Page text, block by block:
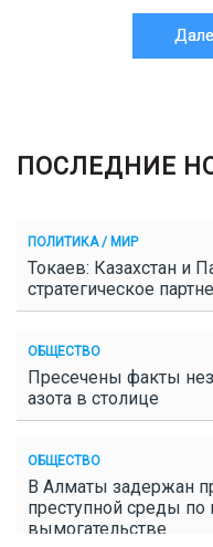
ПОСЛЕДНИЕ
ПОЛИТИКА / МИР
Токаев: Казахстан и
стратегическое
ОБЩЕСТВО
Пресечены факты
азота в столице
ОБЩЕСТВО
В Алматы задержан
преступной среды
вымогательстве